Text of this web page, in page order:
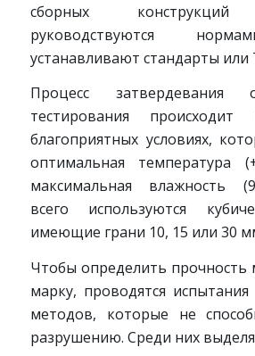
сборных конструкций
руководствуются
устанавливают стандарты или
Процесс затвердевания
тестирования
благоприятных условиях,
оптимальная температура
максимальная влажность
всего используются
имеющие грани 10, 15 или 30
Чтобы определить прочность
марку, проводятся
методов, которые не
разрушению. Среди них